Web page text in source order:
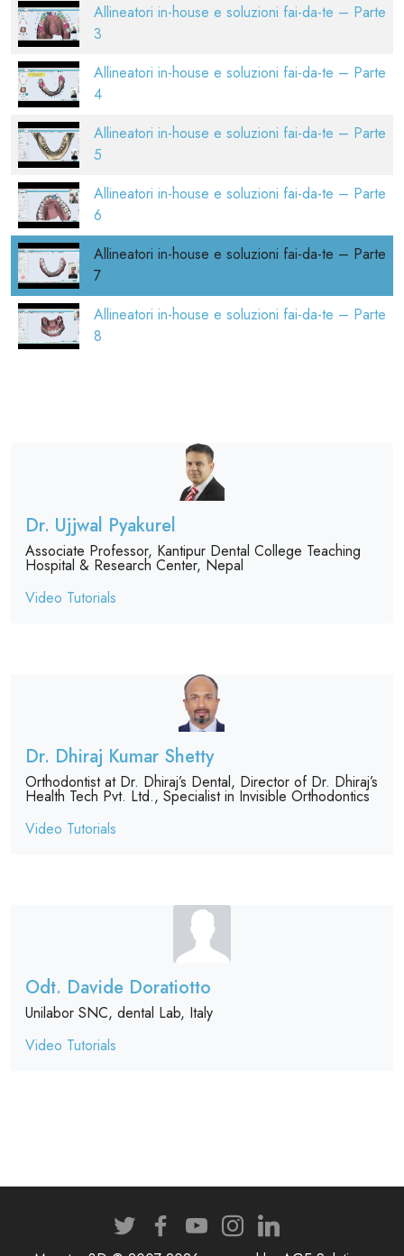
Allineatori in-house e soluzioni fai-da-te – Parte
3
Allineatori in-house e soluzioni fai-da-te – Parte
4
Allineatori in-house e soluzioni fai-da-te – Parte
5
Allineatori in-house e soluzioni fai-da-te – Parte
6
Allineatori in-house e soluzioni fai-da-te – Parte
7
Allineatori in-house e soluzioni fai-da-te – Parte
8
Dr. Ujjwal Pyakurel
Associate Professor, Kantipur Dental College Teaching
Hospital & Research Center, Nepal
Video Tutorials
Dr. Dhiraj Kumar Shetty
Orthodontist at Dr. Dhiraj’s Dental, Director of Dr. Dhiraj’s
Health Tech Pvt. Ltd., Specialist in Invisible Orthodontics
Video Tutorials
Odt. Davide Doratiotto
Unilabor SNC, dental Lab, Italy
Video Tutorials